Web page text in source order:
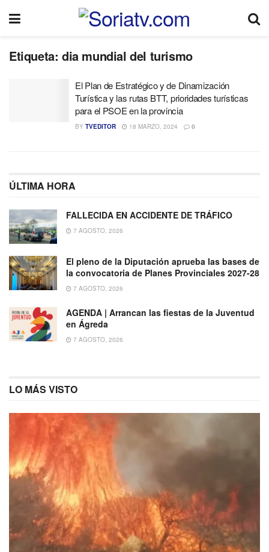
Etiqueta: dia mundial del turismo
El Plan de Estratégico y de Dinamización
Turística y las rutas BTT, prioridades turísticas
para el PSOE en la provincia
BY TVEDITOR 18 MARZO, 2024 0
ÚLTIMA HORA
FALLECIDA EN ACCIDENTE DE TRÁFICO
7 AGOSTO, 2026
El pleno de la Diputación aprueba las bases de
la convocatoria de Planes Provinciales 2027-28
7 AGOSTO, 2026
AGENDA | Arrancan las fiestas de la Juventud
en Ágreda
7 AGOSTO, 2026
LO MÁS VISTO